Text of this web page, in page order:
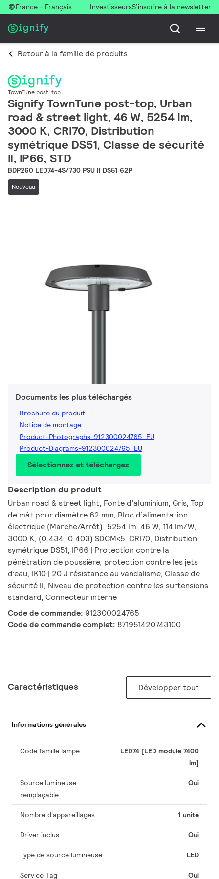
France - Français InvestisseursS’inscrire à la newsletter
Retour à la famille de produits
TownTune post-top
Signify TownTune post-top, Urban
road & street light, 46 W, 5254 lm,
3000 K, CRI70, Distribution
symétrique DS51, Classe de sécurité
II, IP66, STD
BDP260 LED74-4S/730 PSU II DS51 62P
Nouveau
Documents les plus téléchargés
Brochure du produit
Notice de montage
Product-Photographs-912300024765_EU
Product-Diagrams-912300024765_EU
Sélectionnez et téléchargez
Description du produit
Urban road & street light, Fonte d’aluminium, Gris, Top
de mât pour diamètre 62 mm, Bloc d’alimentation
électrique (Marche/Arrêt), 5254 lm, 46 W, 114 lm/W,
3000 K, (0.434, 0.403) SDCM<5, CRI70, Distribution
symétrique DS51, IP66 | Protection contre la
pénétration de poussière, protection contre les jets
d’eau, IK10 | 20 J résistance au vandalisme, Classe de
sécurité II, Niveau de protection contre les surtensions
standard, Connecteur interne
Code de commande: 912300024765
Code de commande complet: 871951420743100
Caractéristiques Développer tout
Informations générales
Code famille lampe
LED74 [LED module 7400
lm]
Source lumineuse
remplaçable
Oui
Nombre d'appareillages 1 unité
Driver inclus Oui
Type de source lumineuse LED
Service Tag Oui